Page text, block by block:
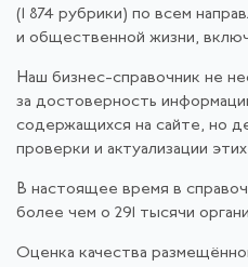
(1 874 рубрики) по всем
и общественной жизни,
Наш бизнес-справочник не
за достоверность
содержащихся на сайте, но
проверки и актуализации
В настоящее время в
более чем о 291 тысячи
Оценка качества